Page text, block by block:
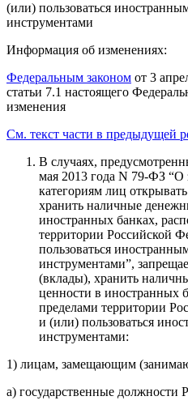
(или) пользоваться
инструментами
Информация об изменениях:
Федеральным законом от 3
статьи 7.1 настоящего
изменения
См. текст части в предыдущей
В случаях,
мая 2013 года N 79-ФЗ “О
категориям лиц
хранить наличные
иностранных банках,
территории Российской
пользоваться
инструментами”,
(вклады), хранить
ценности в иностранных
пределами территории
и (или) пользоваться
инструментами:
1) лицам, замещающим
а) государственные должности